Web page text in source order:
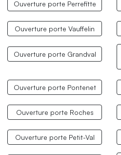
Ouverture porte Perrefitte
Ouverture porte Vauffelin
Ouverture porte Grandval
Ouverture porte Pontenet
Ouverture porte Roches
Ouverture porte Petit-Val